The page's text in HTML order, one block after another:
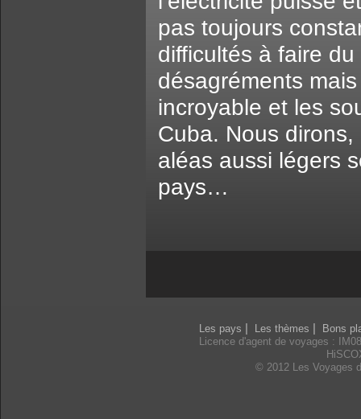
pas toujours
difficultés à faire
désagréments
incroyable et les
Cuba. Nous
aléas aussi légers
pays…
Les pays Les thèmes
Bons
Licence d'agent de voyages :
© 2012 Les Voyages